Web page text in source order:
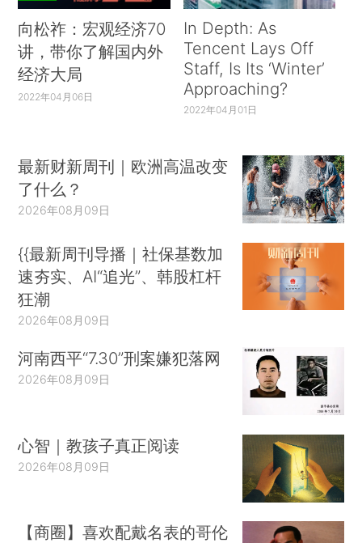
向松祚：宏观经济70
讲，带你了解国内外
经济大局
2022年04月06日
In Depth: As
Tencent Lays Off
Staff, Is Its ‘Winter’
Approaching?
2022年04月01日
最新财新周刊｜欧洲高温改变
了什么？
2026年08月09日
{{最新周刊导播｜社保基数加
速夯实、AI“追光”、韩股杠杆
狂潮
2026年08月09日
河南西平“7.30”刑案嫌犯落网
2026年08月09日
心智｜教孩子真正阅读
2026年08月09日
【商圈】喜欢配戴名表的哥伦